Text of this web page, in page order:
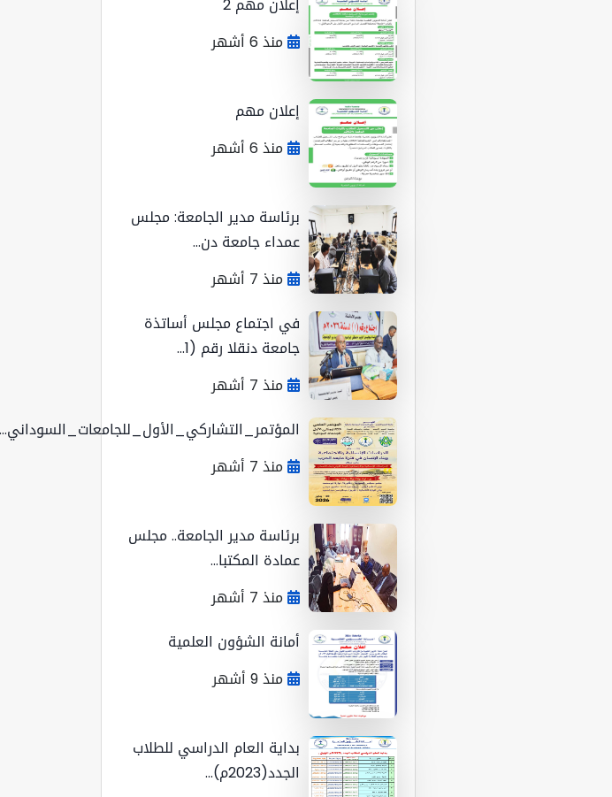
منذ 6 أشهر
إعلان مهم
منذ 6 أشهر
برئاسة مدير الجامعة: مجلس
عمداء جامعة دن...
منذ 7 أشهر
في اجتماع مجلس أساتذة
جامعة دنقلا رقم (1...
منذ 7 أشهر
المؤتمر_التشاركي_الأول_للجامعات_السوداني...
منذ 7 أشهر
برئاسة مدير الجامعة.. مجلس
عمادة المكتبا...
منذ 7 أشهر
أمانة الشؤون العلمية
منذ 9 أشهر
بداية العام الدراسي للطلاب
الجدد(2023م)...